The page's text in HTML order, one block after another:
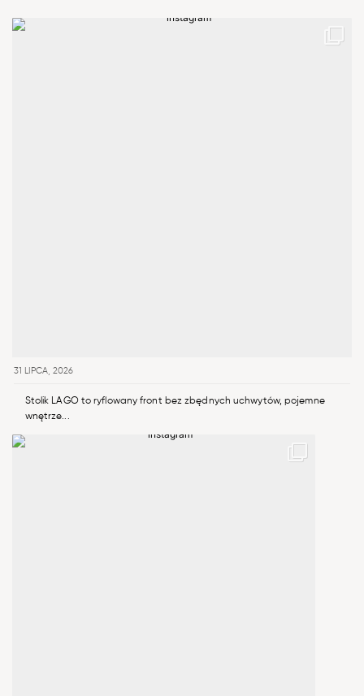
31 LIPCA, 2026
Stolik LAGO to ryflowany front bez zbędnych uchwytów, pojemne
wnętrze...